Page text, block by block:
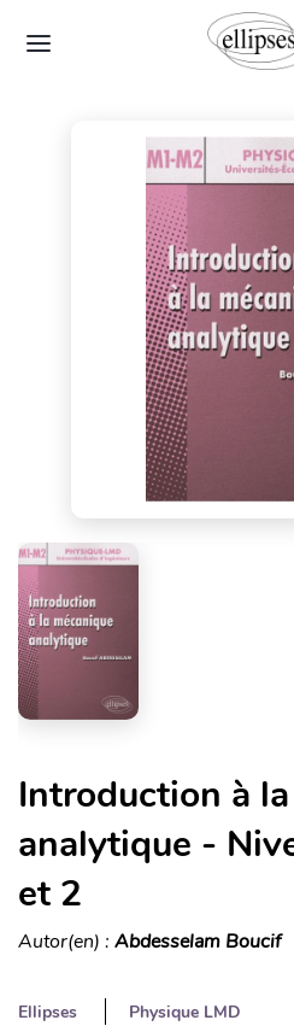
Introduction à
analytique -
et 2
Autor(en) : Abdesselam Boucif
Ellipses
Physique LMD